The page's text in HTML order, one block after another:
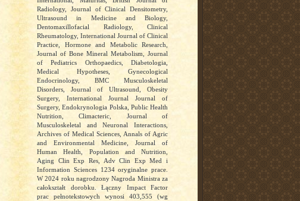
Radiology, Journal of Clinical Densitometry,
Ultrasound in Medicine and Biology,
Dentomaxillofacial Radiology, Clinical
Rheumatology, International Journal of Clinical
Practice, Hormone and Metabolic Research,
Journal of Bone Mineral Metabolism, Journal
of Pediatrics Orthopaedics, Diabetologia,
Medical Hypotheses, Gynecological
Endocrinology, BMC Musculoskeletal
Disorders, Journal of Ultrasound, Obesity
Surgery, International Journal Journal of
Surgery, Endokrynologia Polska, Public Health
Nutrition, Climacteric, Journal of
Musculoskeletal and Neuronal Interactions,
Archives of Medical Sciences, Annals of Agric
and Environmental Medicine, Journal of
Human Health, Population and Nutrition,
Aging Clin Exp Res, Adv Clin Exp Med i
Information Sciences 1234 oryginalne prace.
W 2024 roku nagrodzony Nagroda Ministra za
całokształt dorobku. Łączny Impact Factor
prac pełnotekstowych wynosi 403,555 (wg